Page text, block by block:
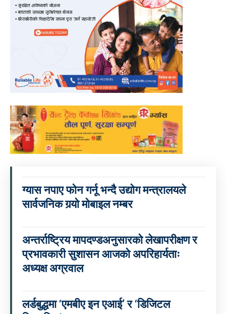
ग्यास नपाए फोन गर्नू भन्दै उद्योग मन्त्रालयले
सार्वजनिक गर्‍यो मोबाइल नम्बर
अन्तर्राष्ट्रिय मापदण्डअनुसारको लेखापरीक्षण र
प्रभावकारी सुशासन आजको अपरिहार्यताः
अध्यक्ष अग्रवाल
लर्डबुद्धमा ‘एमबीए इन एआई’ र ‘डिजिटल